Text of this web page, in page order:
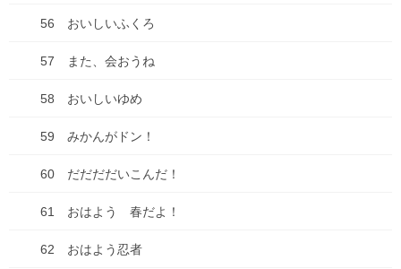
56 おいしいふくろ
57 また、会おうね
58 おいしいゆめ
59 みかんがドン！
60 だだだだいこんだ！
61 おはよう 春だよ！
62 おはよう忍者